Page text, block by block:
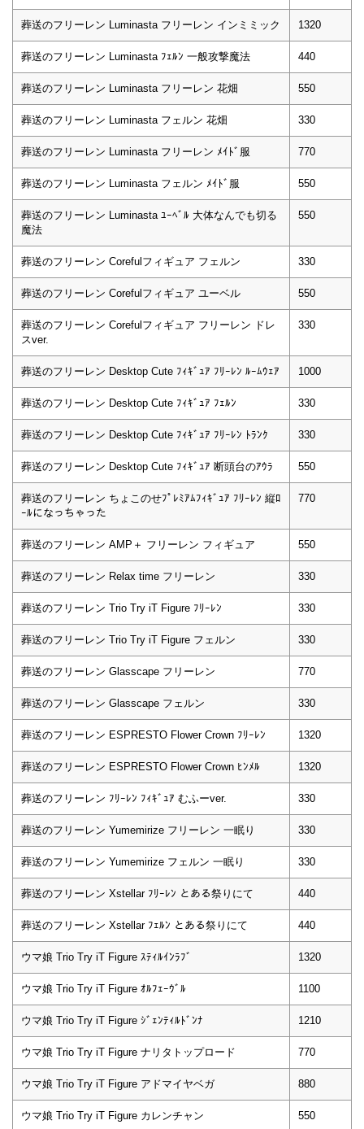
葬送のフリーレン Luminasta フリーレン インミミック 1320
葬送のフリーレン Luminasta ﾌｪﾙﾝ 一般攻撃魔法 440
葬送のフリーレン Luminasta フリーレン 花畑 550
葬送のフリーレン Luminasta フェルン 花畑 330
葬送のフリーレン Luminasta フリーレン ﾒｲﾄﾞ服 770
葬送のフリーレン Luminasta フェルン ﾒｲﾄﾞ服 550
葬送のフリーレン Luminasta ﾕｰﾍﾞﾙ 大体なんでも切る
魔法
550
葬送のフリーレン Corefulフィギュア フェルン 330
葬送のフリーレン Corefulフィギュア ユーベル 550
葬送のフリーレン Corefulフィギュア フリーレン ドレ
スver.
330
葬送のフリーレン Desktop Cute ﾌｨｷﾞｭｱ ﾌﾘｰﾚﾝ ﾙｰﾑｳｪｱ 1000
葬送のフリーレン Desktop Cute ﾌｨｷﾞｭｱ ﾌｪﾙﾝ 330
葬送のフリーレン Desktop Cute ﾌｨｷﾞｭｱ ﾌﾘｰﾚﾝ ﾄﾗﾝｸ 330
葬送のフリーレン Desktop Cute ﾌｨｷﾞｭｱ 断頭台のｱｳﾗ 550
葬送のフリーレン ちょこのせﾌﾟﾚﾐｱﾑﾌｨｷﾞｭｱ ﾌﾘｰﾚﾝ 縦ﾛ
ｰﾙになっちゃった
770
葬送のフリーレン AMP＋ フリーレン フィギュア 550
葬送のフリーレン Relax time フリーレン 330
葬送のフリーレン Trio Try iT Figure ﾌﾘｰﾚﾝ 330
葬送のフリーレン Trio Try iT Figure フェルン 330
葬送のフリーレン Glasscape フリーレン 770
葬送のフリーレン Glasscape フェルン 330
葬送のフリーレン ESPRESTO Flower Crown ﾌﾘｰﾚﾝ 1320
葬送のフリーレン ESPRESTO Flower Crown ﾋﾝﾒﾙ 1320
葬送のフリーレン ﾌﾘｰﾚﾝ ﾌｨｷﾞｭｱ むふーver. 330
葬送のフリーレン Yumemirize フリーレン 一眠り 330
葬送のフリーレン Yumemirize フェルン 一眠り 330
葬送のフリーレン Xstellar ﾌﾘｰﾚﾝ とある祭りにて 440
葬送のフリーレン Xstellar ﾌｪﾙﾝ とある祭りにて 440
ウマ娘 Trio Try iT Figure ｽﾃｨﾙｲﾝﾗﾌﾞ 1320
ウマ娘 Trio Try iT Figure ｵﾙﾌｪｰｳﾞﾙ 1100
ウマ娘 Trio Try iT Figure ｼﾞｪﾝﾃｨﾙﾄﾞﾝﾅ 1210
ウマ娘 Trio Try iT Figure ナリタトップロード 770
ウマ娘 Trio Try iT Figure アドマイヤベガ 880
ウマ娘 Trio Try iT Figure カレンチャン 550